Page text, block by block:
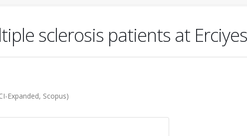
sclerosis patients at
Expanded, Scopus)